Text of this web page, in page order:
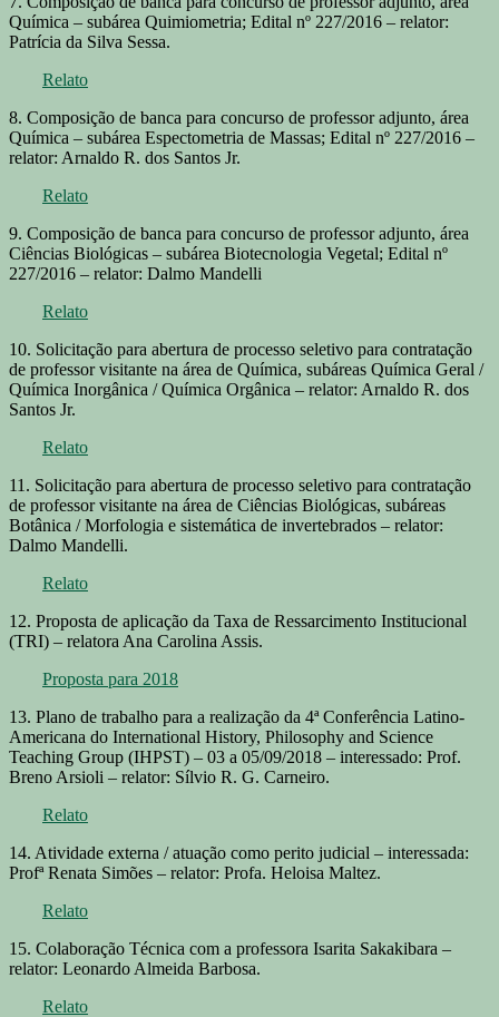
Química – subárea Quimiometria; Edital nº 227/2016 – relator:
Patrícia da Silva Sessa.
Relato
8. Composição de banca para concurso de professor adjunto, área
Química – subárea Espectometria de Massas; Edital nº 227/2016 –
relator: Arnaldo R. dos Santos Jr.
Relato
9. Composição de banca para concurso de professor adjunto, área
Ciências Biológicas – subárea Biotecnologia Vegetal; Edital nº
227/2016 – relator: Dalmo Mandelli
Relato
10. Solicitação para abertura de processo seletivo para contratação
de professor visitante na área de Química, subáreas Química Geral /
Química Inorgânica / Química Orgânica – relator: Arnaldo R. dos
Santos Jr.
Relato
11. Solicitação para abertura de processo seletivo para contratação
de professor visitante na área de Ciências Biológicas, subáreas
Botânica / Morfologia e sistemática de invertebrados – relator:
Dalmo Mandelli.
Relato
12. Proposta de aplicação da Taxa de Ressarcimento Institucional
(TRI) – relatora Ana Carolina Assis.
Proposta para 2018
13. Plano de trabalho para a realização da 4ª Conferência Latino-
Americana do International History, Philosophy and Science
Teaching Group (IHPST) – 03 a 05/09/2018 – interessado: Prof.
Breno Arsioli – relator: Sílvio R. G. Carneiro.
Relato
14. Atividade externa / atuação como perito judicial – interessada:
Profª Renata Simões – relator: Profa. Heloisa Maltez.
Relato
15. Colaboração Técnica com a professora Isarita Sakakibara –
relator: Leonardo Almeida Barbosa.
Relato